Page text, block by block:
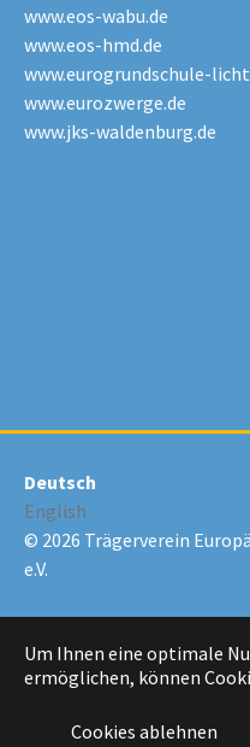
Um Ihnen eine optimale
ermöglichen, können
Cookies ablehnen
www.eos-wabu.de
www.eos-hmd.de
www.eurogrundschule-
www.eurozwerge.de
www.jks-waldenburg.de
Deutsch
English
© 2026 Trägerverein
e.V.